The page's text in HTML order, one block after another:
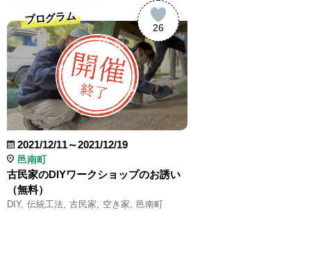
26
プログラム
2021/12/11～2021/12/19
邑南町
古民家のDIYワークショップのお誘い
（無料）
DIY 伝統工法 古民家 空き家 邑南町